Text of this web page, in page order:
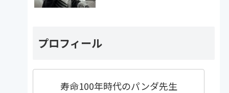
プロフィール
寿命100年時代のパンダ先生